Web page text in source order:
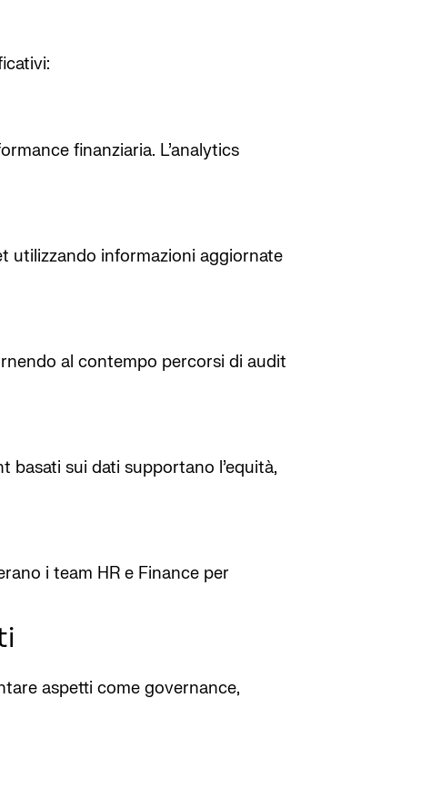
finanziaria. L’analytics
utilizzando informazioni aggiornate
al contempo percorsi di audit
basati sui dati supportano l’equità,
i team HR e Finance per
aspetti come governance,